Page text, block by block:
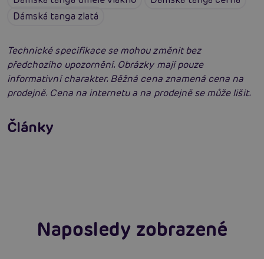
Dámská tanga zlatá
Technické specifikace se mohou změnit bez
předchozího upozornění. Obrázky mají pouze
informativní charakter. Běžná cena znamená cena na
prodejně. Cena na internetu a na prodejně se může lišit.
Články
neodolatelně sexy
Číst více
Erotická inteligence: Příručka Sexiomů
Naposledy zobrazené